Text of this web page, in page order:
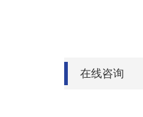
在线咨询